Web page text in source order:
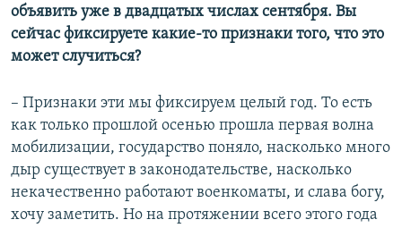
объявить уже в двадцатых числах сентября. Вы
сейчас фиксируете какие-то признаки того, что это
может случиться?
– Признаки эти мы фиксируем целый год. То есть
как только прошлой осенью прошла первая волна
мобилизации, государство поняло, насколько много
дыр существует в законодательстве, насколько
некачественно работают военкоматы, и слава богу,
хочу заметить. Но на протяжении всего этого года